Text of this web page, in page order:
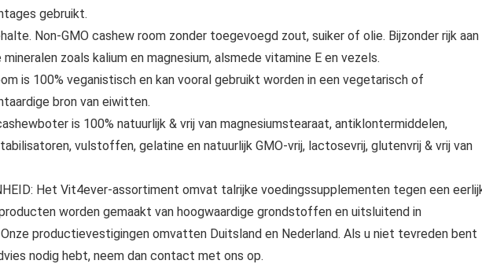
gebruikt.
Non-GMO cashew room zonder toegevoegd zout, suiker of olie. Bijzonder rijk aan
zoals kalium en magnesium, alsmede vitamine E en vezels.
is 100% veganistisch en kan vooral gebruikt worden in een vegetarisch of
bron van eiwitten.
is 100% natuurlijk & vrij van magnesiumstearaat, antiklontermiddelen,
vulstoffen, gelatine en natuurlijk GMO-vrij, lactosevrij, glutenvrij & vrij van
Het Vit4ever-assortiment omvat talrijke voedingssupplementen tegen een
worden gemaakt van hoogwaardige grondstoffen en uitsluitend in
productievestigingen omvatten Duitsland en Nederland. Als u niet tevreden bent
nodig hebt, neem dan contact met ons op.